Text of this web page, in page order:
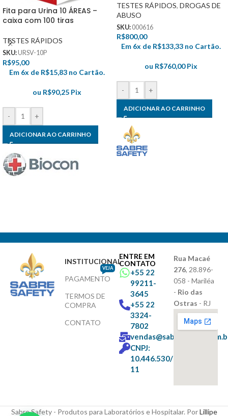
Fita para Urina 10 ÁREAS –
caixa com 100 tiras
TESTES RÁPIDOS
SKU:URSV-10P
R$95,00
Em 6x de R$15,83 no Cartão.
ou R$90,25 Pix
- +
ADICIONAR AO CARRINHO
TESTES RÁPIDOS, DROGAS DE
ABUSO
SKU: 000616
R$800,00
Em 6x de R$133,33 no Cartão.
ou R$760,00 Pix
- +
ADICIONAR AO CARRINHO
INSTITUCIONAL
PAGAMENTO
VEJA
TERMOS DE
COMPRA
CONTATO
ENTRE EM
CONTATO
+55 22
99211-
3645
+55 22
3324-
7802
CNPJ:
10.446.530/0001-
11
Rua Macaé
276, 28.896-
058 - Mariléa
- Rio das
Ostras - RJ
Sabre Safety - Produtos para Laboratórios e Hospitalar. PorLillipe